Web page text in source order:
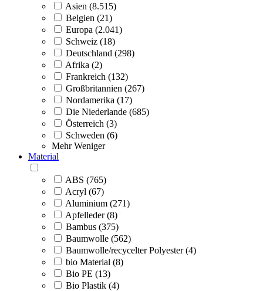
Asien (8.515)
Belgien (21)
Europa (2.041)
Schweiz (18)
Deutschland (298)
Afrika (2)
Frankreich (132)
Großbritannien (267)
Nordamerika (17)
Die Niederlande (685)
Österreich (3)
Schweden (6)
Mehr Weniger
Material
ABS (765)
Acryl (67)
Aluminium (271)
Apfelleder (8)
Bambus (375)
Baumwolle (562)
Baumwolle/recycelter Polyester (4)
bio Material (8)
Bio PE (13)
Bio Plastik (4)